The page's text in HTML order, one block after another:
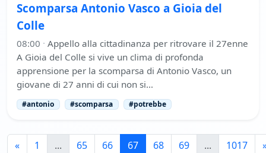
Scomparsa Antonio Vasco a Gioia del
Colle
08:00 · Appello alla cittadinanza per ritrovare il 27enne
A Gioia del Colle si vive un clima di profonda
apprensione per la scomparsa di Antonio Vasco, un
giovane di 27 anni di cui non si…
#antonio #scomparsa #potrebbe
« 1 ... 65 66 67 68 69 ... 1017